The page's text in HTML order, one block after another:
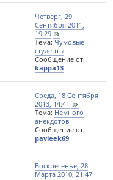
Четверг, 29
Сентября 2011,
19:29
Тема: Чумовые
студенты
Сообщение от:
kappa13
Среда, 18 Сентября
2013, 14:41
Тема: Немного
анекдотов
Сообщение от:
pavleek69
Воскресенье, 28
Марта 2010, 21:47